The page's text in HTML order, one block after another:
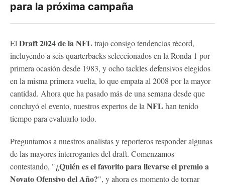
para la próxima campaña
El Draft 2024 de la NFL trajo consigo tendencias récord,
incluyendo a seis quarterbacks seleccionados en la Ronda 1 por
primera ocasión desde 1983, y ocho tackles defensivos elegidos
en la misma primera vuelta, lo que empata al 2008 por la mayor
cantidad. Ahora que ha pasado más de una semana desde que
concluyó el evento, nuestros expertos de la NFL han tenido
tiempo para evaluarlo todo.
Preguntamos a nuestros analistas y reporteros responder algunas
de las mayores interrogantes del draft. Comenzamos
contestando, "¿Quién es el favorito para llevarse el premio a
Novato Ofensivo del Año?", y ahora es momento de tornar